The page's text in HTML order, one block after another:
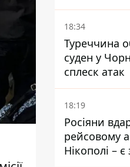
на 10 км -
попередив
18:34
Туреччина
суден у
сплеск атак
18:19
Росіяни
рейсовому
Нікополі –